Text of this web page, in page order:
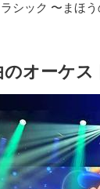
ラシック 〜まほ
オーケ